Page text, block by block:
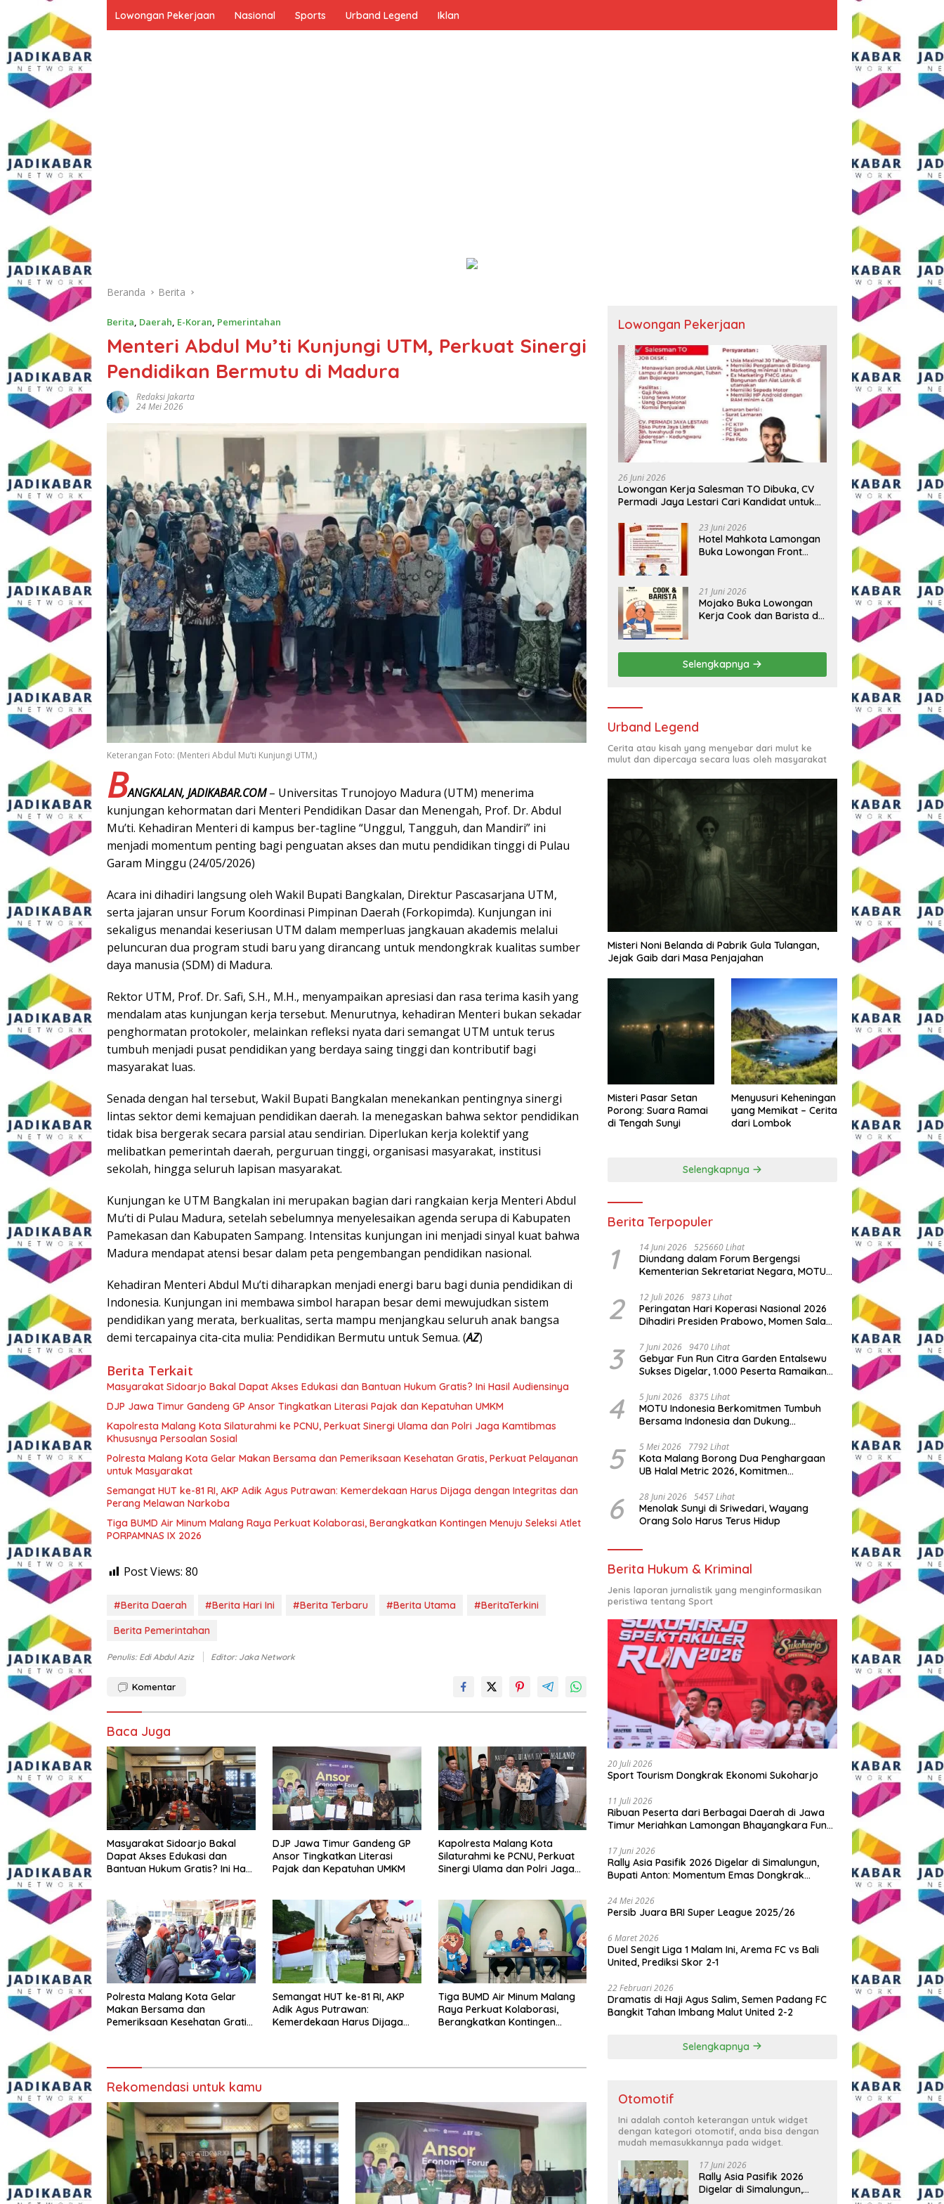
Lowongan Pekerjaan Nasional Sports Urband Legend Iklan
Beranda Berita
Berita, Daerah, E-Koran, Pemerintahan
Menteri Abdul Mu’ti Kunjungi UTM, Perkuat Sinergi
Pendidikan Bermutu di Madura
Redaksi Jakarta
24 Mei 2026
Keterangan Foto: (Menteri Abdul Mu’ti Kunjungi UTM,)
BANGKALAN, JADIKABAR.COM– Universitas Trunojoyo Madura (UTM) menerima
kunjungan kehormatan dari Menteri Pendidikan Dasar dan Menengah, Prof. Dr. Abdul
Mu’ti. Kehadiran Menteri di kampus ber-tagline “Unggul, Tangguh, dan Mandiri” ini
menjadi momentum penting bagi penguatan akses dan mutu pendidikan tinggi di Pulau
Garam Minggu (24/05/2026)
Acara ini dihadiri langsung oleh Wakil Bupati Bangkalan, Direktur Pascasarjana UTM,
serta jajaran unsur Forum Koordinasi Pimpinan Daerah (Forkopimda). Kunjungan ini
sekaligus menandai keseriusan UTM dalam memperluas jangkauan akademis melalui
peluncuran dua program studi baru yang dirancang untuk mendongkrak kualitas sumber
daya manusia (SDM) di Madura.
Rektor UTM, Prof. Dr. Safi, S.H., M.H., menyampaikan apresiasi dan rasa terima kasih yang
mendalam atas kunjungan kerja tersebut. Menurutnya, kehadiran Menteri bukan sekadar
penghormatan protokoler, melainkan refleksi nyata dari semangat UTM untuk terus
tumbuh menjadi pusat pendidikan yang berdaya saing tinggi dan kontributif bagi
masyarakat luas.
Senada dengan hal tersebut, Wakil Bupati Bangkalan menekankan pentingnya sinergi
lintas sektor demi kemajuan pendidikan daerah. Ia menegaskan bahwa sektor pendidikan
tidak bisa bergerak secara parsial atau sendirian. Diperlukan kerja kolektif yang
melibatkan pemerintah daerah, perguruan tinggi, organisasi masyarakat, institusi
sekolah, hingga seluruh lapisan masyarakat.
Kunjungan ke UTM Bangkalan ini merupakan bagian dari rangkaian kerja Menteri Abdul
Mu’ti di Pulau Madura, setelah sebelumnya menyelesaikan agenda serupa di Kabupaten
Pamekasan dan Kabupaten Sampang. Intensitas kunjungan ini menjadi sinyal kuat bahwa
Madura mendapat atensi besar dalam peta pengembangan pendidikan nasional.
Kehadiran Menteri Abdul Mu’ti diharapkan menjadi energi baru bagi dunia pendidikan di
Indonesia. Kunjungan ini membawa simbol harapan besar demi mewujudkan sistem
pendidikan yang merata, berkualitas, serta mampu menjangkau seluruh anak bangsa
demi tercapainya cita-cita mulia: Pendidikan Bermutu untuk Semua. (AZ)
Berita Terkait
Masyarakat Sidoarjo Bakal Dapat Akses Edukasi dan Bantuan Hukum Gratis? Ini Hasil Audiensinya
DJP Jawa Timur Gandeng GP Ansor Tingkatkan Literasi Pajak dan Kepatuhan UMKM
Kapolresta Malang Kota Silaturahmi ke PCNU, Perkuat Sinergi Ulama dan Polri Jaga Kamtibmas
Khususnya Persoalan Sosial
Polresta Malang Kota Gelar Makan Bersama dan Pemeriksaan Kesehatan Gratis, Perkuat Pelayanan
untuk Masyarakat
Semangat HUT ke-81 RI, AKP Adik Agus Putrawan: Kemerdekaan Harus Dijaga dengan Integritas dan
Perang Melawan Narkoba
Tiga BUMD Air Minum Malang Raya Perkuat Kolaborasi, Berangkatkan Kontingen Menuju Seleksi Atlet
PORPAMNAS IX 2026
Post Views: 80
#Berita Daerah #Berita Hari Ini #Berita Terbaru #Berita Utama
#BeritaTerkini
Berita Pemerintahan
Penulis: Edi Abdul Aziz Editor: Jaka Network
Komentar
Baca Juga
Masyarakat Sidoarjo Bakal
Dapat Akses Edukasi dan
Bantuan Hukum Gratis? Ini Hasil
DJP Jawa Timur Gandeng GP
Ansor Tingkatkan Literasi
Pajak dan Kepatuhan UMKM
Kapolresta Malang Kota
Silaturahmi ke PCNU, Perkuat
Sinergi Ulama dan Polri Jaga
Polresta Malang Kota Gelar
Makan Bersama dan
Pemeriksaan Kesehatan Gratis,
Semangat HUT ke-81 RI, AKP
Adik Agus Putrawan:
Kemerdekaan Harus Dijaga
Tiga BUMD Air Minum Malang
Raya Perkuat Kolaborasi,
Berangkatkan Kontingen
Rekomendasi untuk kamu
Lowongan Pekerjaan
26 Juni 2026
Lowongan Kerja Salesman TO Dibuka, CV
Permadi Jaya Lestari Cari Kandidat untuk
23 Juni 2026
Hotel Mahkota Lamongan
Buka Lowongan Front
Syaratnya
21 Juni 2026
Mojako Buka Lowongan
Kerja Cook dan Barista di
Selengkapnya
Urband Legend
Cerita atau kisah yang menyebar dari mulut ke
mulut dan dipercaya secara luas oleh masyarakat
Misteri Noni Belanda di Pabrik Gula Tulangan,
Jejak Gaib dari Masa Penjajahan
Misteri Pasar Setan
Porong: Suara Ramai
di Tengah Sunyi
Menyusuri Keheningan
yang Memikat – Cerita
dari Lombok
Selengkapnya
Berita Terpopuler
1 14 Juni 2026 525660 Lihat
Diundang dalam Forum Bergengsi
Kementerian Sekretariat Negara, MOTU
Indonesia
2 12 Juli 2026 9873 Lihat
Peringatan Hari Koperasi Nasional 2026
Dihadiri Presiden Prabowo, Momen Salam
3 7 Juni 2026 9470 Lihat
Gebyar Fun Run Citra Garden Entalsewu
Sukses Digelar, 1.000 Peserta Ramaikan
4 5 Juni 2026 8375 Lihat
MOTU Indonesia Berkomitmen Tumbuh
Bersama Indonesia dan Dukung
5 5 Mei 2026 7792 Lihat
Kota Malang Borong Dua Penghargaan
UB Halal Metric 2026, Komitmen
6 28 Juni 2026 5457 Lihat
Menolak Sunyi di Sriwedari, Wayang
Orang Solo Harus Terus Hidup
Berita Hukum & Kriminal
Jenis laporan jurnalistik yang menginformasikan
peristiwa tentang Sport
20 Juli 2026
Sport Tourism Dongkrak Ekonomi Sukoharjo
11 Juli 2026
Ribuan Peserta dari Berbagai Daerah di Jawa
Timur Meriahkan Lamongan Bhayangkara Fun
17 Juni 2026
Rally Asia Pasifik 2026 Digelar di Simalungun,
Bupati Anton: Momentum Emas Dongkrak
24 Mei 2026
Persib Juara BRI Super League 2025/26
6 Maret 2026
Duel Sengit Liga 1 Malam Ini, Arema FC vs Bali
United, Prediksi Skor 2-1
22 Februari 2026
Dramatis di Haji Agus Salim, Semen Padang FC
Bangkit Tahan Imbang Malut United 2-2
Selengkapnya
Otomotif
Ini adalah contoh keterangan untuk widget
dengan kategori otomotif, anda bisa dengan
mudah memasukkannya pada widget.
17 Juni 2026
Rally Asia Pasifik 2026
Digelar di Simalungun,